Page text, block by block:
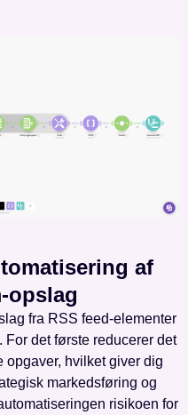
af
opslag
fra RSS feed-elementer
det første reducerer det
opgaver, hvilket giver dig
markedsføring og
risikoen for